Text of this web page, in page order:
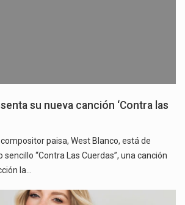
su nueva canción ‘Contra las
paisa, West Blanco, está de
“Contra Las Cuerdas”, una canción
la…